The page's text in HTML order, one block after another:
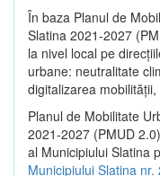
În baza Planul de
Slatina 2021-2027
la nivel local pe
urbane: neutralitate
digitalizarea
Planul de Mobilitate
2021-2027 (PMUD
al Municipiului Slatina
Municipiului Slatina